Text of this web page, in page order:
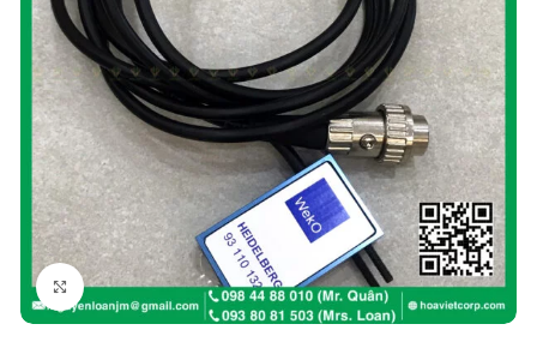
Click to enlarge